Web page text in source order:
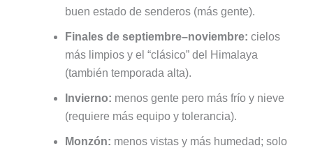
buen estado de senderos (más gente).
Finales de septiembre–noviembre: cielos
más limpios y el “clásico” del Himalaya
(también temporada alta).
Invierno: menos gente pero más frío y nieve
(requiere más equipo y tolerancia).
Monzón: menos vistas y más humedad; solo